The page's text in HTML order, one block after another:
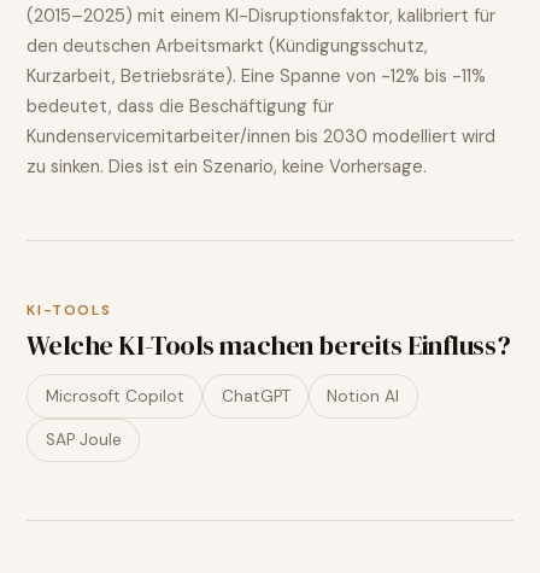
(2015–2025) mit einem KI-Disruptionsfaktor, kalibriert für
den deutschen Arbeitsmarkt (Kündigungsschutz,
Kurzarbeit, Betriebsräte). Eine Spanne von -12% bis -11%
bedeutet, dass die Beschäftigung für
Kundenservicemitarbeiter/innen bis 2030 modelliert wird
zu sinken. Dies ist ein Szenario, keine Vorhersage.
KI-TOOLS
Welche KI-Tools machen bereits Einfluss?
Microsoft Copilot ChatGPT Notion AI
SAP Joule